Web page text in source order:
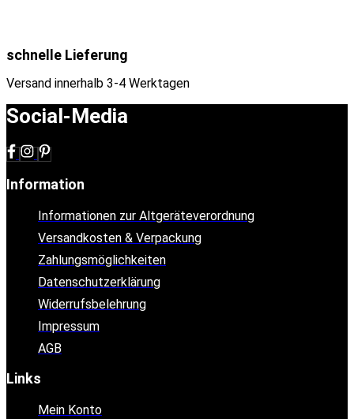
schnelle Lieferung
Versand innerhalb 3-4 Werktagen
Social-Media
Information
Informationen zur Altgeräteverordnung
Versandkosten & Verpackung
Zahlungsmöglichkeiten
Datenschutzerklärung
Widerrufsbelehrung
Impressum
AGB
Links
Mein Konto